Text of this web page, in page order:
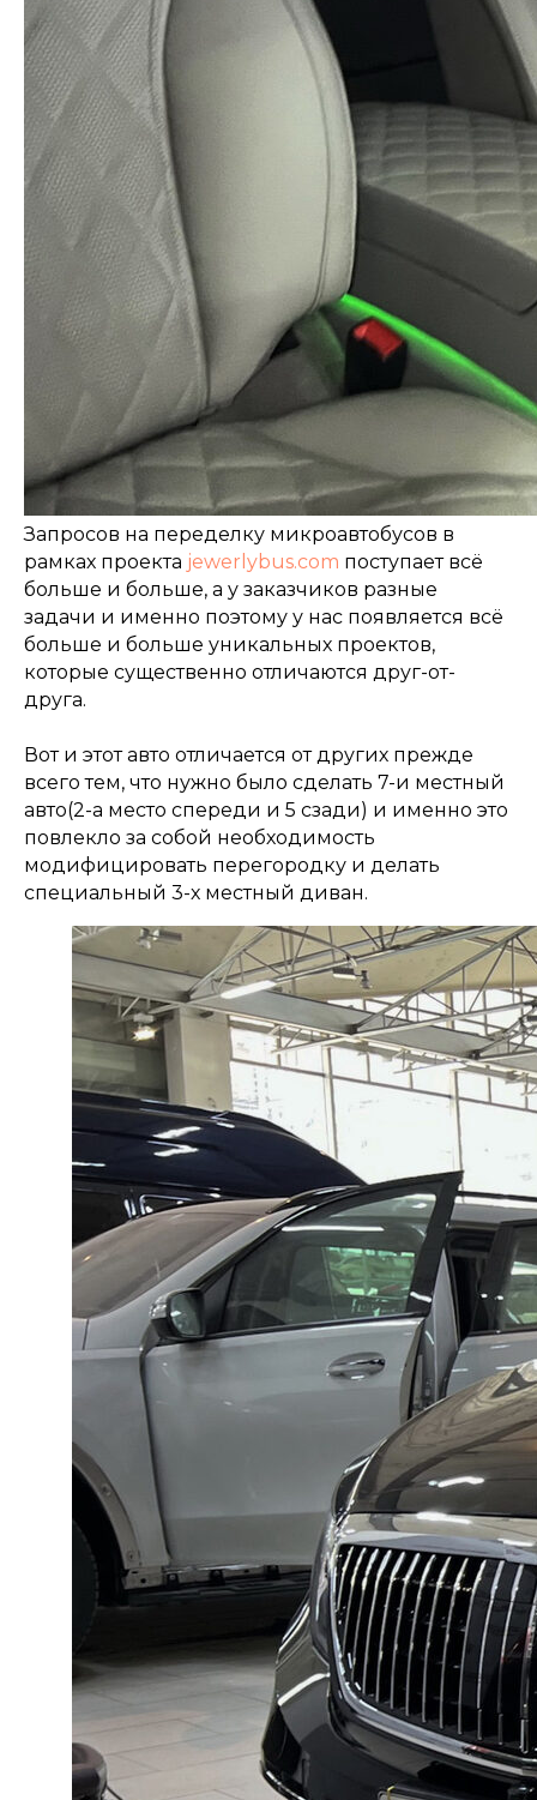
Запросов на переделку микроавтобусов в
рамках проекта jewerlybus.com поступает всё
больше и больше, а у заказчиков разные
задачи и именно поэтому у нас появляется всё
больше и больше уникальных проектов,
которые существенно отличаются друг-от-
друга.
Вот и этот авто отличается от других прежде
всего тем, что нужно было сделать 7-и местный
авто(2-а место спереди и 5 сзади) и именно это
повлекло за собой необходимость
модифицировать перегородку и делать
специальный 3-х местный диван.